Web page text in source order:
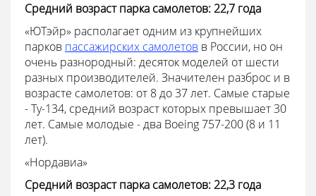
Средний возраст парка самолетов: 22,7 года
«ЮТэйр» располагает одним из крупнейших
парков пассажирских самолетов в России, но он
очень разнородный: десяток моделей от шести
разных производителей. Значителен разброс и в
возрасте самолетов: от 8 до 37 лет. Самые старые
- Ту-134, средний возраст которых превышает 30
лет. Самые молодые - два Boeing 757-200 (8 и 11
лет).
«Нордавиа»
Средний возраст парка самолетов: 22,3 года